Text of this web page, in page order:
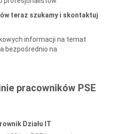
teraz szukamy i skontaktuj
informacji na temat
bezpośrednio na
pracowników PSE
Działu IT